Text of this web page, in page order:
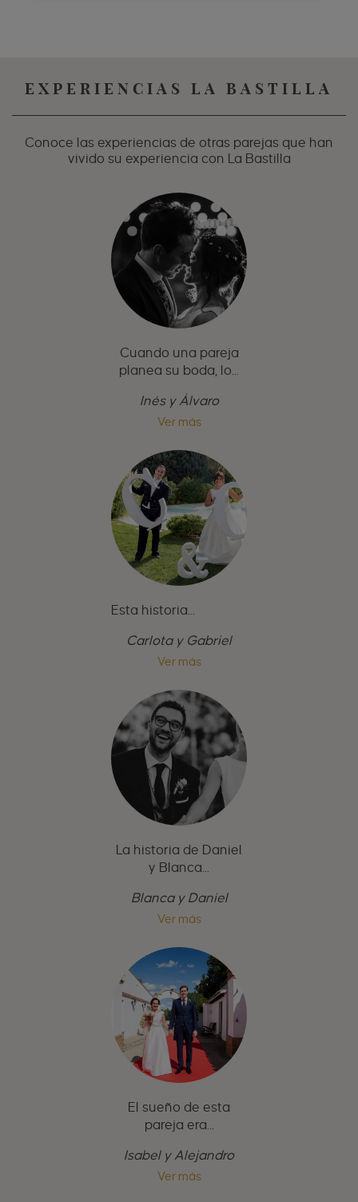
EXPERIENCIAS LA BASTILLA
Conoce las experiencias de otras parejas que han
vivido su experiencia con La Bastilla
Cuando una pareja
planea su boda, lo...
Inés y Álvaro
Ver más
Esta historia...
Carlota y Gabriel
Ver más
La historia de Daniel
y Blanca...
Blanca y Daniel
Ver más
El sueño de esta
pareja era...
Isabel y Alejandro
Ver más